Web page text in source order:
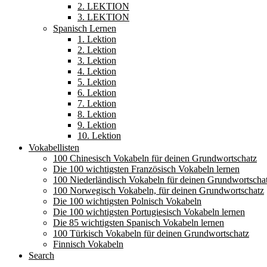
2. LEKTION
3. LEKTION
Spanisch Lernen
1. Lektion
2. Lektion
3. Lektion
4. Lektion
5. Lektion
6. Lektion
7. Lektion
8. Lektion
9. Lektion
10. Lektion
Vokabellisten
100 Chinesisch Vokabeln für deinen Grundwortschatz
Die 100 wichtigsten Französisch Vokabeln lernen
100 Niederländisch Vokabeln für deinen
100 Norwegisch Vokabeln, für deinen Grundwortschatz
Die 100 wichtigsten Polnisch Vokabeln
Die 100 wichtigsten Portugiesisch Vokabeln lernen
Die 85 wichtigsten Spanisch Vokabeln lernen
100 Türkisch Vokabeln für deinen Grundwortschatz
Finnisch Vokabeln
Search